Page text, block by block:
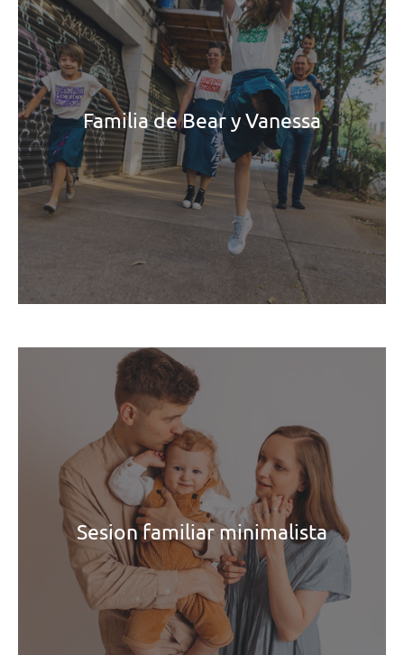
Familia de Bear y Vanessa
Sesion familiar minimalista